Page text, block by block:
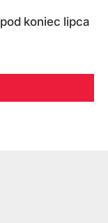
pod koniec lipca